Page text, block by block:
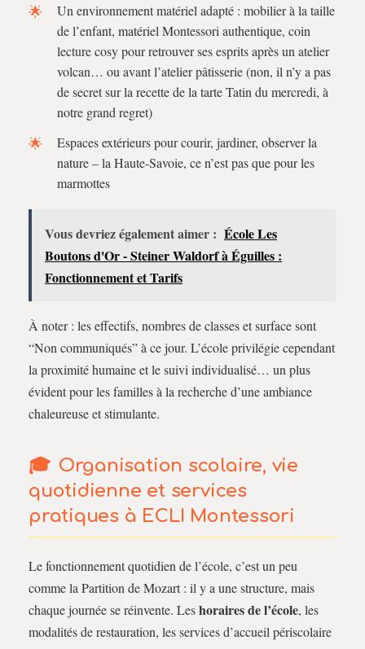
Un environnement matériel adapté : mobilier à la taille
de l’enfant, matériel Montessori authentique, coin
lecture cosy pour retrouver ses esprits après un atelier
volcan… ou avant l’atelier pâtisserie (non, il n’y a pas
de secret sur la recette de la tarte Tatin du mercredi, à
notre grand regret)
Espaces extérieurs pour courir, jardiner, observer la
nature – la Haute-Savoie, ce n’est pas que pour les
marmottes
Vous devriez également aimer : École Les
Boutons d'Or - Steiner Waldorf à Éguilles :
Fonctionnement et Tarifs
À noter : les effectifs, nombres de classes et surface sont
“Non communiqués” à ce jour. L’école privilégie cependant
la proximité humaine et le suivi individualisé… un plus
évident pour les familles à la recherche d’une ambiance
chaleureuse et stimulante.
Organisation scolaire, vie
quotidienne et services
pratiques à ECLI Montessori
Le fonctionnement quotidien de l’école, c’est un peu
comme la Partition de Mozart : il y a une structure, mais
chaque journée se réinvente. Leshoraires de l’école, les
modalités de restauration, les services d’accueil périscolaire